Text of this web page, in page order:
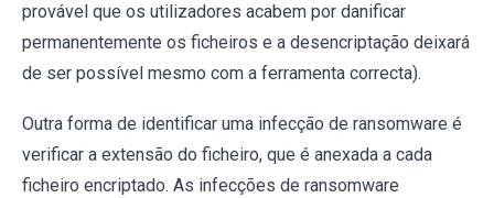
provável que os utilizadores acabem por danificar
permanentemente os ficheiros e a desencriptação deixará
de ser possível mesmo com a ferramenta correcta).
Outra forma de identificar uma infecção de ransomware é
verificar a extensão do ficheiro, que é anexada a cada
ficheiro encriptado. As infecções de ransomware